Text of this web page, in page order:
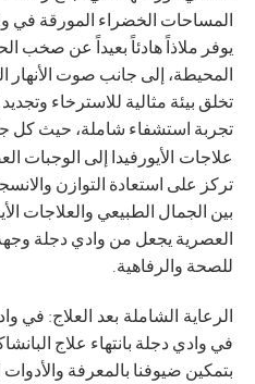
المساحات الخضراء المورقة في
يوفر ملاذاً هادئاً بعيداً عن صخب
المحيطة، إلى جانب صوت الأنهار
تخلق بيئة مثالية للاسترخاء
تجربة استشفاء شاملة، حيث كل
علاجات الأيورفيداإلى الوجبات
تركز على استعادة التوازن
بين الجمال الطبيعي والعلاجات
العصرية يجعل من وادي دجلة
للصحة والرفاهية.
الرعاية الشاملة بعد العلاج: في
في وادي دجلة بانتهاء علاج
بتمكين ضيوفنا بالمعرفة